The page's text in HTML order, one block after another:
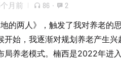
月前 86 · 2
的两人》，触发了我对养老的
始，我逐渐对规划养老产生兴
局养老模式。楠西是2022年进